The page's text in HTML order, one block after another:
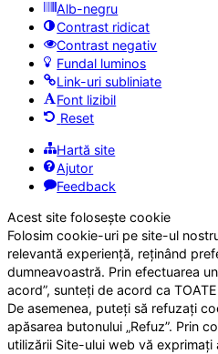
Alb-negru
Contrast ridicat
Contrast negativ
Fundal luminos
Link-uri subliniate
Font lizibil
Reset
Hartă site
Ajutor
Feedback
Acest site folosește cookie
Folosim cookie-uri pe site-ul
relevantă experiență, reținând
dumneavoastră. Prin efectuarea
acord”, sunteți de acord ca
De asemenea, puteți să refuzați
apăsarea butonului „Refuz”. Prin
utilizării Site-ului web vă exprimați